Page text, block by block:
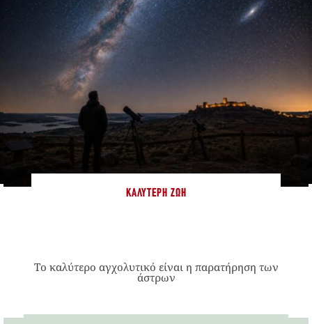
ΚΑΛΎΤΕΡΗ ΖΩΉ
Το καλύτερο αγχολυτικό είναι η παρατήρηση των
άστρων